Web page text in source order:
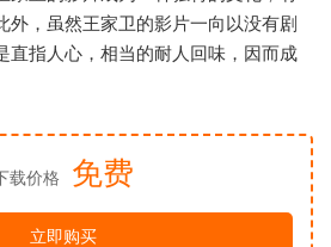
外，虽然王家卫的影片一向以没有剧
直指人心，相当的耐人回味，因而成
载价格 免费
立即购买